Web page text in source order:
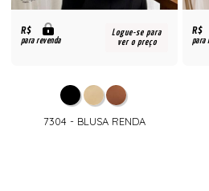
R$
para revenda
Logue-se para
ver o preço
7304 - BLUSA RENDA
R$
para